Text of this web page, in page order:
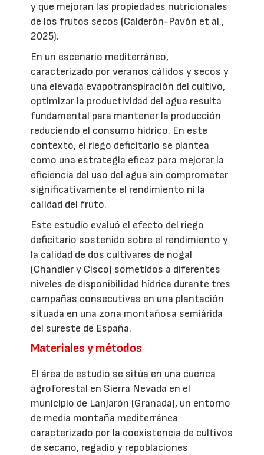
y que mejoran las propiedades nutricionales
de los frutos secos (Calderón-Pavón et al.,
2025).
En un escenario mediterráneo,
caracterizado por veranos cálidos y secos y
una elevada evapotranspiración del cultivo,
optimizar la productividad del agua resulta
fundamental para mantener la producción
reduciendo el consumo hídrico. En este
contexto, el riego deficitario se plantea
como una estrategia eficaz para mejorar la
eficiencia del uso del agua sin comprometer
significativamente el rendimiento ni la
calidad del fruto.
Este estudio evaluó el efecto del riego
deficitario sostenido sobre el rendimiento y
la calidad de dos cultivares de nogal
(Chandler y Cisco) sometidos a diferentes
niveles de disponibilidad hídrica durante tres
campañas consecutivas en una plantación
situada en una zona montañosa semiárida
del sureste de España.
Materiales y métodos
El área de estudio se sitúa en una cuenca
agroforestal en Sierra Nevada en el
municipio de Lanjarón (Granada), un entorno
de media montaña mediterránea
caracterizado por la coexistencia de cultivos
de secano, regadío y repoblaciones